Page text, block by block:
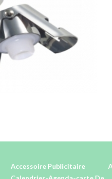
Accessoire Publicitaire